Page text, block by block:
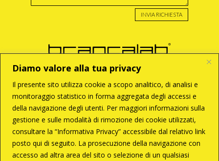
Diamo valore alla tua privacy
Il presente sito utilizza cookie a scopo analitico, di analisi e
monitoraggio statistico in forma aggregata degli accessi e
della navigazione degli utenti. Per maggiori informazioni sulla
gestione e sulle modalità di rimozione dei cookie utilizzati,
consultare la “Informativa Privacy” accessibile dal relativo link
posto qui di seguito. La prosecuzione della navigazione con
accesso ad altra area del sito o selezione di un qualsiasi
INVIA RICHIESTA
BRANCA S.r.l
Via Enzo Tortora, 121
00188 – Roma
T +39 06 33 28 033
C +39 338 6287261
branca@brancalab.com
P.Iva 02096671009